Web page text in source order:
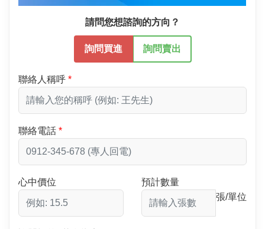
請問您想諮詢的方向？
詢問買進 詢問賣出
聯絡人稱呼
聯絡電話
心中價位
預計數量
張/單位